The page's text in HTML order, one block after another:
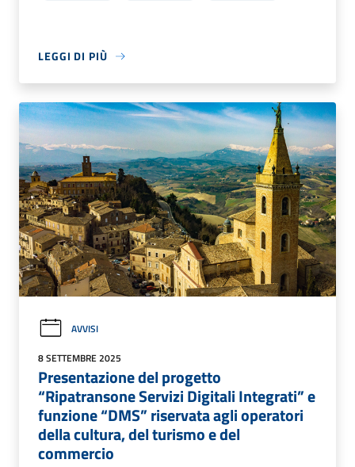
LEGGI DI PIÙ
AVVISI
8 SETTEMBRE 2025
Presentazione del progetto
“Ripatransone Servizi Digitali Integrati” e
funzione “DMS” riservata agli operatori
della cultura, del turismo e del
commercio